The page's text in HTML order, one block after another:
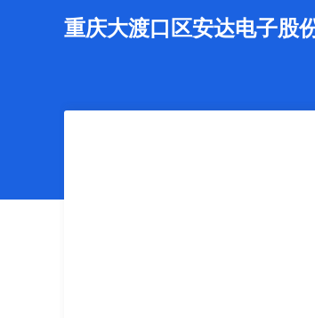
重庆大渡口区安达电子股